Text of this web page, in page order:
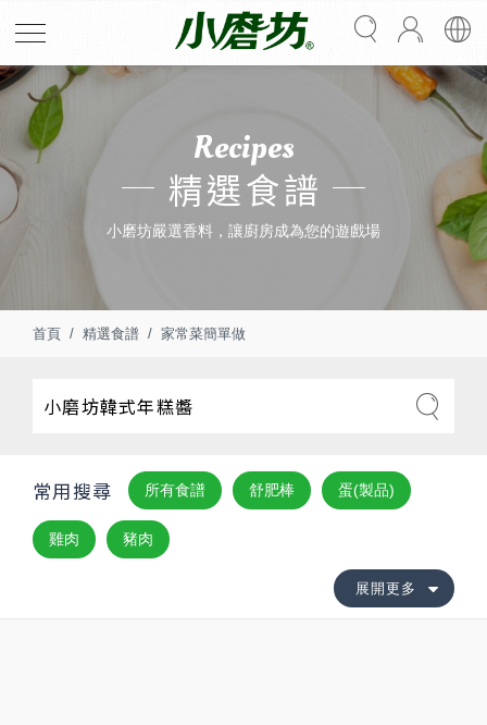
Recipes
精選食譜
小磨坊嚴選香料，讓廚房成為您的遊戲場
首頁 精選食譜 家常菜簡單做
常用搜尋 所有食譜 舒肥棒 蛋(製品)
雞肉 豬肉
展開更多